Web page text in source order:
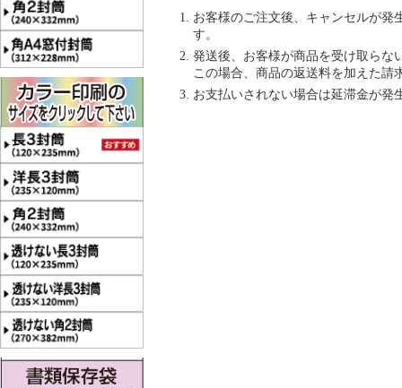
お客様のご注文後、キャンセルが発
す。
発送後、お客様が商品を受け取らな
この場合、商品の返送料を加えた請
お支払いされない場合は延滞金が発